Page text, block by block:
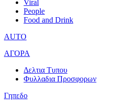
Viral
People
Food and Drink
AUTO
ΑΓΟΡΑ
Δελτια Τυπου
Φυλλαδια Προσφορων
Γηπεδο